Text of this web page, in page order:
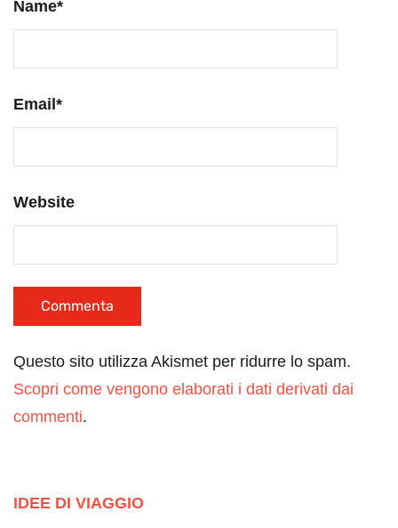
Name*
Email *
Website
Questo sito utilizza Akismet per ridurre lo spam.
Scopri come vengono elaborati i dati derivati dai
commenti.
IDEE DI VIAGGIO